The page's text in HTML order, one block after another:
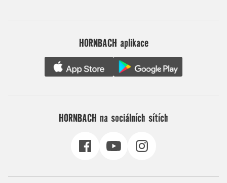
HORNBACH aplikace
HORNBACH na sociálních sítích